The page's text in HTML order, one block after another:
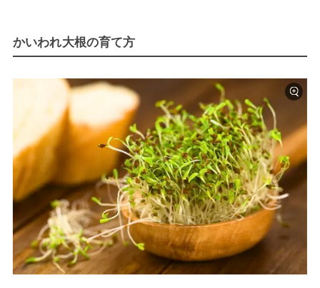
かいわれ大根の育て方